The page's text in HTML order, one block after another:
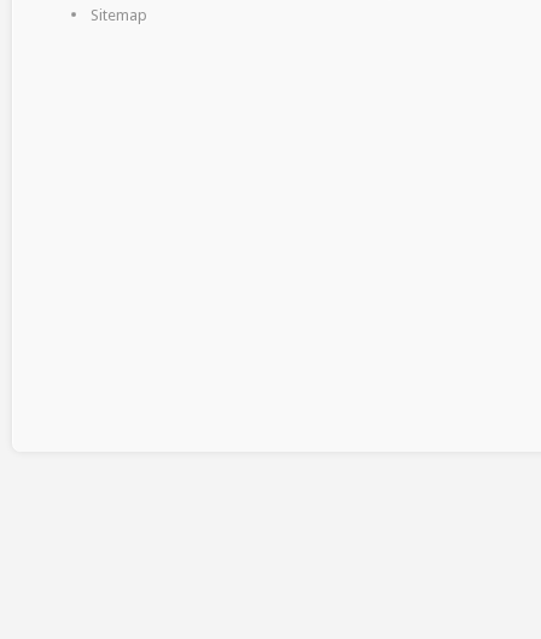
Sitemap